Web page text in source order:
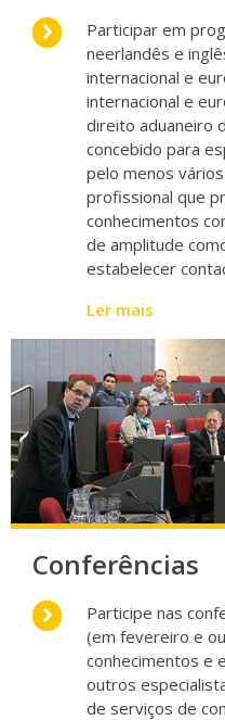
Participar em
neerlandês e
internacional e
internacional e
direito aduaneiro
concebido para
pelo menos
profissional que
conhecimentos
de amplitude
estabelecer
Ler mais
Conferências
Participe nas
(em fevereiro e
conhecimentos e
outros
de serviços de